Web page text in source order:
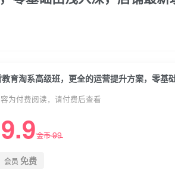
育淘系高级班，更全的运营提升方案，零基
为付费阅读，请付费后查看
9.9金币99
会员 免费